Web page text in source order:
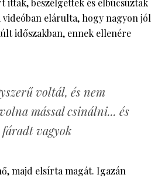
ittak, beszélgettek és elbúcsúztak
videóban elárulta, hogy nagyon jól
időszakban, ennek ellenére
voltál, és nem
mással csinálni... és
vagyok
majd elsírta magát. Igazán